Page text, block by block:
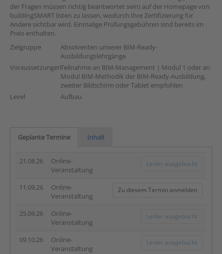
der Fragen müssen richtig beantwortet sein) auf der Homepage von
buildingSMART listen zu lassen, wodurch Ihre Zertifizierung für
Andere sichtbar wird. Einmalige Prüfungsgebühren sind bereits im
Preis enthalten.
Zielgruppe
Absolventen unserer BIM-Ready-
Ausbildungslehrgänge
VoraussetzungenTeilnahme an BIM-Management | Modul 1 oder an
Modul BIM-Methodik der BIM-Ready-Ausbildung,
zweiter Bildschirm oder Tablet empfohlen
Level
Aufbau
Geplante Termine Inhalt
21.08.26
Online-
Veranstaltung
Leider ausgebucht
11.09.26
Online-
Veranstaltung
Zu diesem Termin anmelden
25.09.26
Online-
Veranstaltung
Leider ausgebucht
09.10.26
Online-
Veranstaltung
Leider ausgebucht